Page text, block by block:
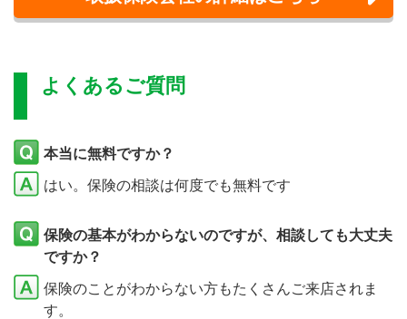
よくあるご質問
本当に無料ですか？
はい。保険の相談は何度でも無料です
保険の基本がわからないのですが、相談しても大丈夫
ですか？
保険のことがわからない方もたくさんご来店されま
す。